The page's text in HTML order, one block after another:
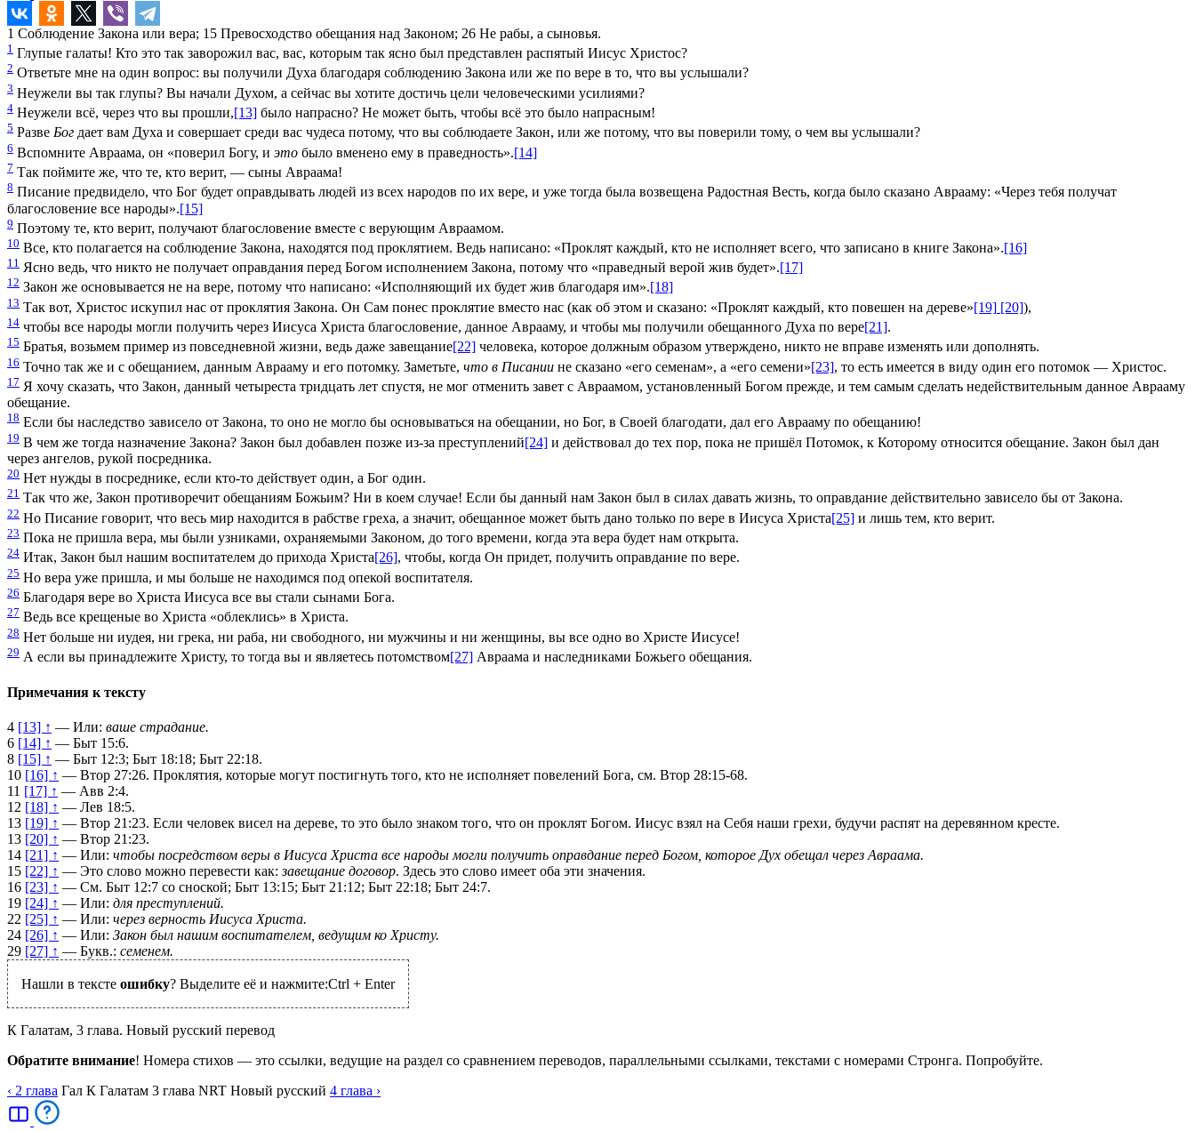
1 Соблюдение Закона или вера; 15 Превосходство обещания над Законом; 26 Не рабы, а сыновья.
1 Глупые галаты! Кто это так заворожил вас, вас, которым так ясно был представлен распятый Иисус Христос?
2 Ответьте мне на один вопрос: вы получили Духа благодаря соблюдению Закона или же по вере в то, что вы услышали?
3 Неужели вы так глупы? Вы начали Духом, а сейчас вы хотите достичь цели человеческими усилиями?
4 Неужели всё, через что вы прошли,[13] было напрасно? Не может быть, чтобы всё это было напрасным!
5 Разве Бог дает вам Духа и совершает среди вас чудеса потому, что вы соблюдаете Закон, или же потому, что вы поверили тому, о чем вы услышали?
6 Вспомните Авраама, он «поверил Богу, и это было вменено ему в праведность».[14]
7 Так поймите же, что те, кто верит, — сыны Авраама!
8 Писание предвидело, что Бог будет оправдывать людей из всех народов по их вере, и уже тогда была возвещена Радостная Весть, когда было сказано Аврааму: «Через тебя получат
благословение все народы».[15]
9 Поэтому те, кто верит, получают благословение вместе с верующим Авраамом.
10 Все, кто полагается на соблюдение Закона, находятся под проклятием. Ведь написано: «Проклят каждый, кто не исполняет всего, что записано в книге Закона».[16]
11 Ясно ведь, что никто не получает оправдания перед Богом исполнением Закона, потому что «праведный верой жив будет».[17]
12 Закон же основывается не на вере, потому что написано: «Исполняющий их будет жив благодаря им».[18]
13 Так вот, Христос искупил нас от проклятия Закона. Он Сам понес проклятие вместо нас (как об этом и сказано: «Проклят каждый, кто повешен на дереве»[19] [20]),
14 чтобы все народы могли получить через Иисуса Христа благословение, данное Аврааму, и чтобы мы получили обещанного Духа по вере[21].
15 Братья, возьмем пример из повседневной жизни, ведь даже завещание[22] человека, которое должным образом утверждено, никто не вправе изменять или дополнять.
16 Точно так же и с обещанием, данным Аврааму и его потомку. Заметьте, что в Писании не сказано «его семенам», а «его семени»[23], то есть имеется в виду один его потомок — Христос.
17 Я хочу сказать, что Закон, данный четыреста тридцать лет спустя, не мог отменить завет с Авраамом, установленный Богом прежде, и тем самым сделать недействительным данное Аврааму
обещание.
18 Если бы наследство зависело от Закона, то оно не могло бы основываться на обещании, но Бог, в Своей благодати, дал его Аврааму по обещанию!
19 В чем же тогда назначение Закона? Закон был добавлен позже из-за преступлений[24] и действовал до тех пор, пока не пришёл Потомок, к Которому относится обещание. Закон был дан
через ангелов, рукой посредника.
20 Нет нужды в посреднике, если кто-то действует один, а Бог один.
21 Так что же, Закон противоречит обещаниям Божьим? Ни в коем случае! Если бы данный нам Закон был в силах давать жизнь, то оправдание действительно зависело бы от Закона.
22 Но Писание говорит, что весь мир находится в рабстве греха, а значит, обещанное может быть дано только по вере в Иисуса Христа[25] и лишь тем, кто верит.
23 Пока не пришла вера, мы были узниками, охраняемыми Законом, до того времени, когда эта вера будет нам открыта.
24 Итак, Закон был нашим воспитателем до прихода Христа[26], чтобы, когда Он придет, получить оправдание по вере.
25 Но вера уже пришла, и мы больше не находимся под опекой воспитателя.
26 Благодаря вере во Христа Иисуса все вы стали сынами Бога.
27 Ведь все крещеные во Христа «облеклись» в Христа.
28 Нет больше ни иудея, ни грека, ни раба, ни свободного, ни мужчины и ни женщины, вы все одно во Христе Иисусе!
29 А если вы принадлежите Христу, то тогда вы и являетесь потомством[27] Авраама и наследниками Божьего обещания.
Примечания к тексту
4 [13] ↑ — Или: ваше страдание.
6 [14] ↑ — Быт 15:6.
8 [15] ↑ — Быт 12:3; Быт 18:18; Быт 22:18.
10 [16] ↑ — Втор 27:26. Проклятия, которые могут постигнуть того, кто не исполняет повелений Бога, см. Втор 28:15-68.
11 [17] ↑ — Авв 2:4.
12 [18] ↑ — Лев 18:5.
13 [19] ↑ — Втор 21:23. Если человек висел на дереве, то это было знаком того, что он проклят Богом. Иисус взял на Себя наши грехи, будучи распят на деревянном кресте.
13 [20] ↑ — Втор 21:23.
14 [21] ↑ — Или: чтобы посредством веры в Иисуса Христа все народы могли получить оправдание перед Богом, которое Дух обещал через Авраама.
15 [22] ↑ — Это слово можно перевести как:завещание договор. Здесь это слово имеет оба эти значения.
16 [23] ↑ — См. Быт 12:7 со сноской; Быт 13:15; Быт 21:12; Быт 22:18; Быт 24:7.
19 [24] ↑ — Или: для преступлений.
22 [25] ↑ — Или: через верность Иисуса Христа.
24 [26] ↑ — Или: Закон был нашим воспитателем, ведущим ко Христу.
29 [27] ↑ — Букв.: семенем.
Нашли в тексте ошибку? Выделите её и нажмите:Ctrl + Enter
К Галатам, 3 глава. Новый русский перевод
Обратите внимание! Номера стихов — это ссылки, ведущие на раздел со сравнением переводов, параллельными ссылками, текстами с номерами Стронга. Попробуйте.
‹ 2 глава Гал К Галатам 3 глава NRT Новый русский 4 глава ›